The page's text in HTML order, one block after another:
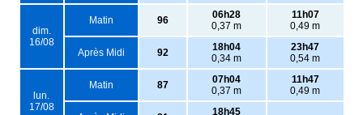
dim.
16/08
Matin 96
06h28
0,37 m
11h07
0,49 m
Après Midi 92
18h04
0,34 m
23h47
0,54 m
lun.
17/08
Matin 87
07h04
0,37 m
11h47
0,49 m
18h45